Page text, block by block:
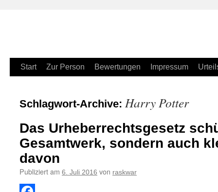
Zum
springen
Start Zur Person Bewertungen Impressum
Schlagwort-Archive: Harry Potter
Das Urheberrechtsgesetz
Gesamtwerk, sondern auch
davon
Publiziert am 6. Juli 2016 von raskwar